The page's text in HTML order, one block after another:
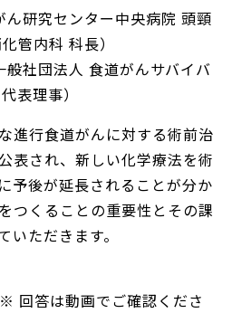
研究センター中央病院 頭頸
管内科 科長）
社団法人 食道がんサバイバ
表理事）
進行食道がんに対する術前治
表され、新しい化学療法を術
予後が延長されることが分か
つくることの重要性とその課
ただきます。
回答は動画でご確認くださ